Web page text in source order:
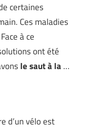
certaines
Ces maladies
à ce
ont été
le saut à la …
d’un vélo est